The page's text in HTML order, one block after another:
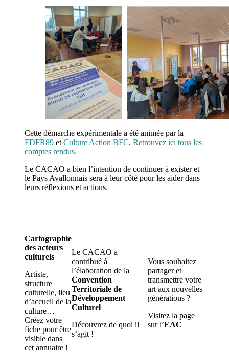
Cette démarche expérimentale a été animée par la
FDFR89 et Culture Action BFC. Retrouvez ici tous les
comptes rendus.
Le CACAO a bien l’intention de continuer à exister et
le Pays Avallonnais sera à leur côté pour les aider dans
leurs réflexions et actions.
Cartographie
des acteurs
culturels
Artiste,
structure
culturelle, lieu
d’accueil de la
culture…
Créez votre
fiche pour être
visible dans
cet annuaire !
Le CACAO a
contribué à
l’élaboration de la
Convention
Territoriale de
Développement
Culturel
Découvrez de quoi il
s’agit !
Vous souhaitez
partager et
transmettre votre
art aux nouvelles
générations ?
Visitez la page
sur l’EAC